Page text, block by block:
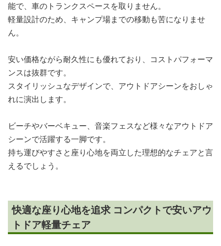
能で、車のトランクスペースを取りません。
軽量設計のため、キャンプ場までの移動も苦になりませ
ん。
安い価格ながら耐久性にも優れており、コストパフォーマ
ンスは抜群です。
スタイリッシュなデザインで、アウトドアシーンをおしゃ
れに演出します。
ビーチやバーベキュー、音楽フェスなど様々なアウトドア
シーンで活躍する一脚です。
持ち運びやすさと座り心地を両立した理想的なチェアと言
えるでしょう。
快適な座り心地を追求 コンパクトで安いアウ
トドア軽量チェア